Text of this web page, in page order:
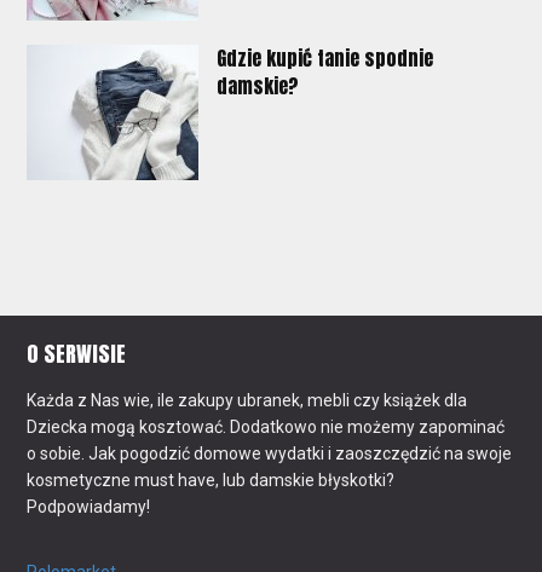
Gdzie kupić tanie spodnie
damskie?
O SERWISIE
Każda z Nas wie, ile zakupy ubranek, mebli czy książek dla
Dziecka mogą kosztować. Dodatkowo nie możemy zapominać
o sobie. Jak pogodzić domowe wydatki i zaoszczędzić na swoje
kosmetyczne must have, lub damskie błyskotki?
Podpowiadamy!